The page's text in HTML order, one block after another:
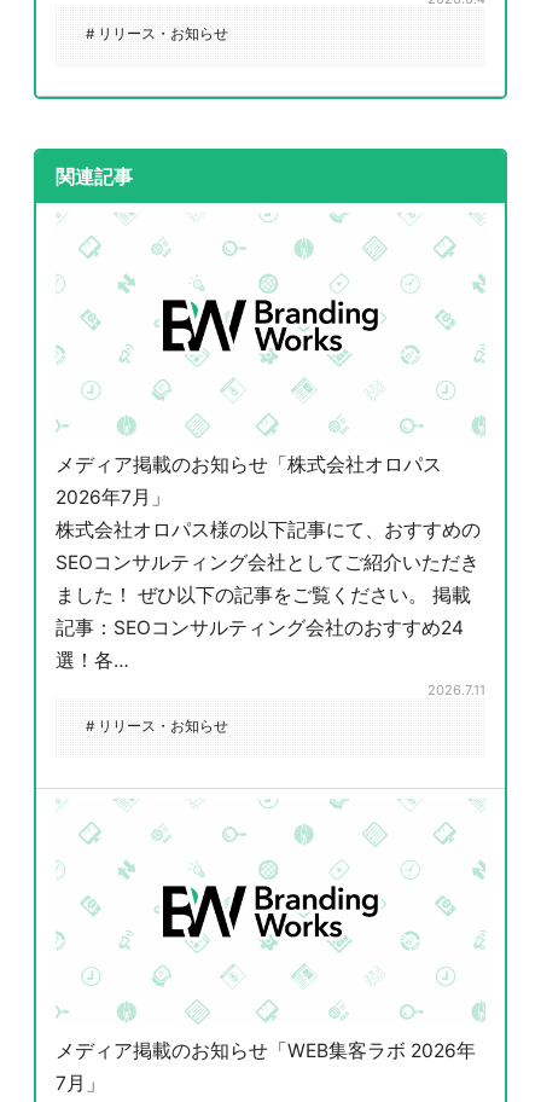
# リリース・お知らせ
関連記事
メディア掲載のお知らせ「株式会社オロパス
2026年7月」
株式会社オロパス様の以下記事にて、おすすめの
SEOコンサルティング会社としてご紹介いただき
ました！ ぜひ以下の記事をご覧ください。 掲載
記事：SEOコンサルティング会社のおすすめ24
選！各…
2026.7.11
# リリース・お知らせ
メディア掲載のお知らせ「WEB集客ラボ 2026年
7月」